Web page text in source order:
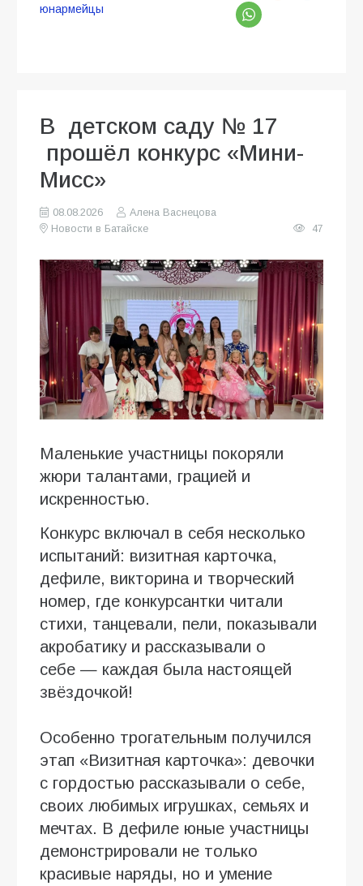
юнармейцы
В детском саду № 17
прошёл конкурс «Мини-
Мисс»
08.08.2026
Алена Васнецова
Новости в Батайске
47
Маленькие участницы покоряли
жюри талантами, грацией и
искренностью.
Конкурс включал в себя несколько
испытаний: визитная карточка,
дефиле, викторина и творческий
номер, где конкурсантки читали
стихи, танцевали, пели, показывали
акробатику и рассказывали о
себе — каждая была настоящей
звёздочкой!
Особенно трогательным получился
этап «Визитная карточка»: девочки
с гордостью рассказывали о себе,
своих любимых игрушках, семьях и
мечтах. В дефиле юные участницы
демонстрировали не только
красивые наряды, но и умение